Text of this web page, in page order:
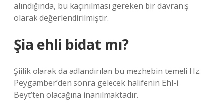
alındığında, bu kaçınılması gereken bir davranış
olarak değerlendirilmiştir.
Şia ehli bidat mı?
Şiilik olarak da adlandırılan bu mezhebin temeli Hz.
Peygamber’den sonra gelecek halifenin Ehl-i
Beyt’ten olacağına inanılmaktadır.